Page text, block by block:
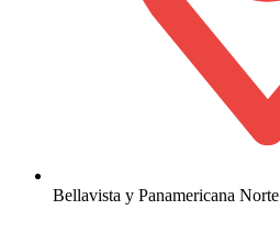
Bellavista y Panamericana Norte